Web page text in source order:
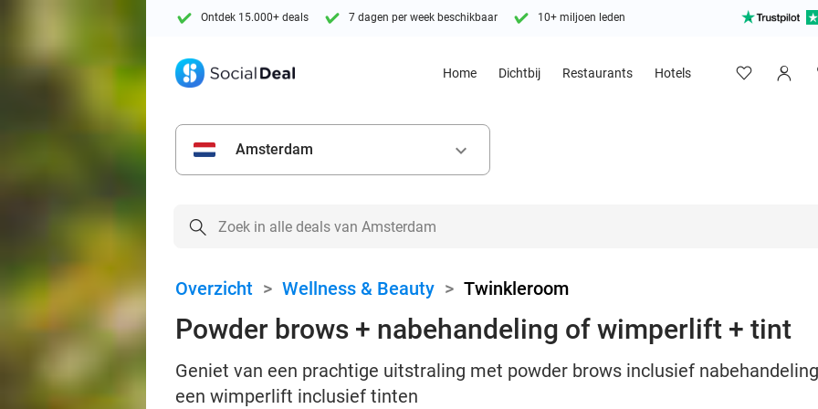
Ontdek 15.000+ deals 7 dagen per week beschikbaar 10+ miljoen leden
Home Dichtbij Restaurants Hotels
Amsterdam keyboard_arrow_down
Overzicht > Wellness & Beauty > Twinkleroom
Powder brows + nabehandeling of wimperlift + tint
Geniet van een prachtige uitstraling met powder brows inclusief
een wimperlift inclusief tinten